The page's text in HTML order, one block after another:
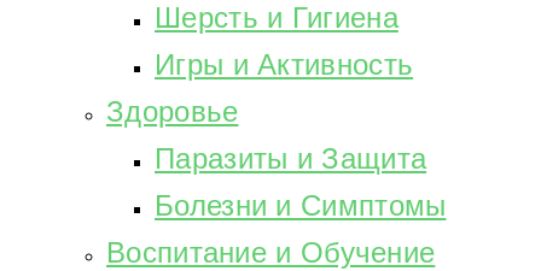
Шерсть и Гигиена
Игры и Активность
Здоровье
Паразиты и Защита
Болезни и Симптомы
Воспитание и Обучение